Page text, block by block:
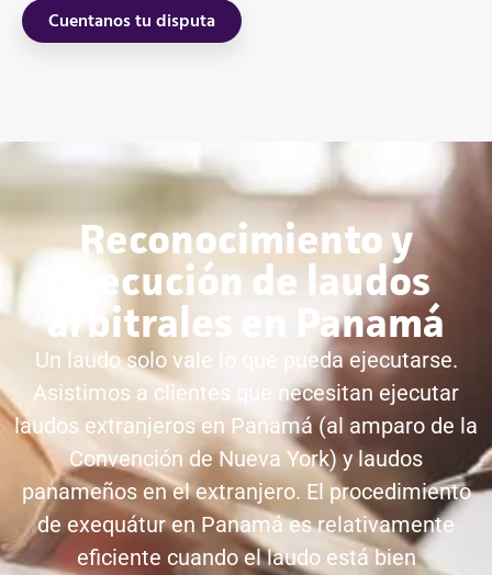
Cuentanos tu disputa
Reconocimiento y
ejecución de laudos
arbitrales en Panamá
Un laudo solo vale lo que pueda ejecutarse.
Asistimos a clientes que necesitan ejecutar
laudos extranjeros en Panamá (al amparo de la
Convención de Nueva York) y laudos
panameños en el extranjero. El procedimiento
de exequátur en Panamá es relativamente
eficiente cuando el laudo está bien